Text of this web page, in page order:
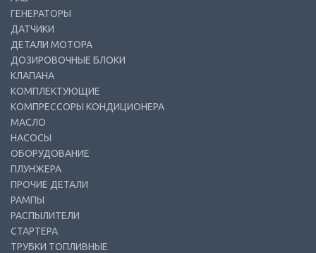
ГЕНЕРАТОРЫ
ДАТЧИКИ
ДЕТАЛИ МОТОРА
ДОЗИРОВОЧНЫЕ БЛОКИ
КЛАПАНА
КОМПЛЕКТУЮЩИЕ
КОМПРЕССОРЫ КОНДИЦИОНЕРА
МАСЛО
НАСОСЫ
ОБОРУДОВАНИЕ
ПЛУНЖЕРА
ПРОЧИЕ ДЕТАЛИ
РАМПЫ
РАСПЫЛИТЕЛИ
СТАРТЕРА
ТРУБКИ ТОПЛИВНЫЕ